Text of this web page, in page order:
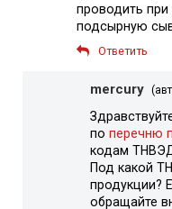
проводить
подсырную
Ответить
mercury
по перечню
кодам
Под какой
продукции?
обращайте